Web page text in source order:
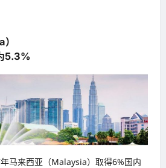
5.3%
马来西亚（Malaysia）取得6%国内